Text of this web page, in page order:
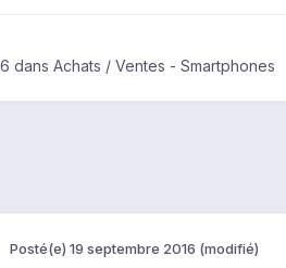
dans Achats / Ventes - Smartphones
Posté(e) 19 septembre 2016 (modifié)